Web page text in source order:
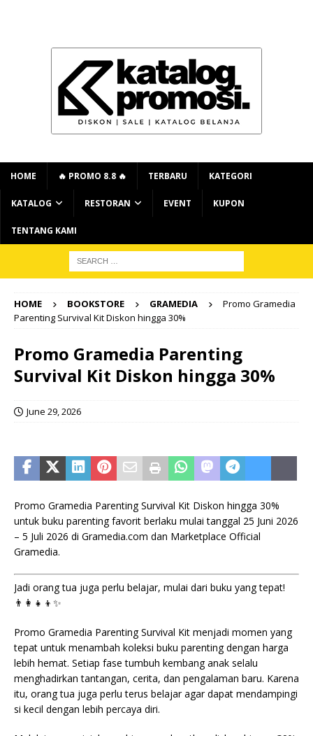
HOME 🔥 PROMO 8.8 🔥 TERBARU KATEGORI
KATALOG RESTORAN EVENT KUPON
TENTANG KAMI
HOME BOOKSTORE GRAMEDIA
Promo Gramedia
Parenting Survival Kit Diskon hingga 30%
Promo Gramedia Parenting
Survival Kit Diskon hingga 30%
June 29, 2026
Promo Gramedia Parenting Survival Kit Diskon hingga 30%
untuk buku parenting favorit berlaku mulai tanggal 25 Juni 2026
– 5 Juli 2026 di Gramedia.com dan Marketplace Official
Gramedia.
Jadi orang tua juga perlu belajar, mulai dari buku yang tepat!
👨‍👩‍👧‍👦✨
Promo Gramedia Parenting Survival Kit menjadi momen yang
tepat untuk menambah koleksi buku parenting dengan harga
lebih hemat. Setiap fase tumbuh kembang anak selalu
menghadirkan tantangan, cerita, dan pengalaman baru. Karena
itu, orang tua juga perlu terus belajar agar dapat mendampingi
si kecil dengan lebih percaya diri.